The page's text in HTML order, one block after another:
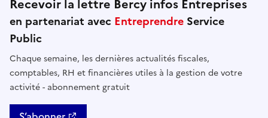
Recevoir la lettre Bercy infos Entreprises
en partenariat avec Entreprendre Service
Public
Chaque semaine, les dernières actualités fiscales,
comptables, RH et financières utiles à la gestion de votre
activité - abonnement gratuit